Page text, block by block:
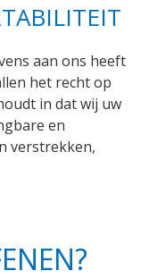
aan ons heeft
het recht op
in dat wij uw
en
verstrekken,